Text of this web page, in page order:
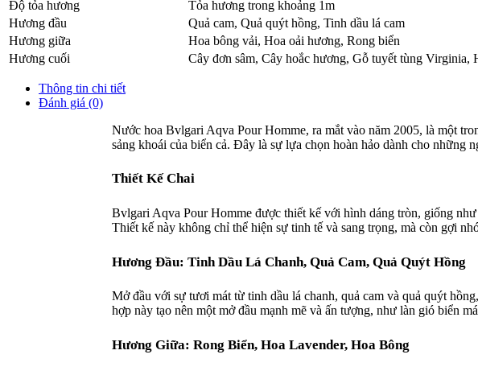
Độ tỏa hương
Tỏa hương trong khoảng 1m
Hương đầu
Quả cam, Quả quýt hồng, Tinh dầu lá cam
Hương giữa
Hoa bông vải, Hoa oải hương, Rong biển
Hương cuối
Cây đơn sâm, Cây hoắc hương, Gỗ tuyết tùng Virginia,
Thông tin chi tiết
Đánh giá (0)
Nước hoa Bvlgari Aqva Pour Homme, ra mắt vào năm 2005, là một
sảng khoái của biển cả. Đây là sự lựa chọn hoàn hảo dành cho
Thiết Kế Chai
Bvlgari Aqva Pour Homme được thiết kế với hình dáng tròn, giống
Thiết kế này không chỉ thể hiện sự tinh tế và sang trọng, mà còn gợi
Hương Đầu: Tinh Dầu Lá Chanh, Quả Cam, Quả Quýt Hồng
Mở đầu với sự tươi mát từ tinh dầu lá chanh, quả cam và quả quýt
hợp này tạo nên một mở đầu mạnh mẽ và ấn tượng, như làn gió biển
Hương Giữa: Rong Biển, Hoa Lavender, Hoa Bông